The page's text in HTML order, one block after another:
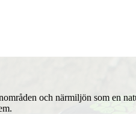
och närmiljön som en